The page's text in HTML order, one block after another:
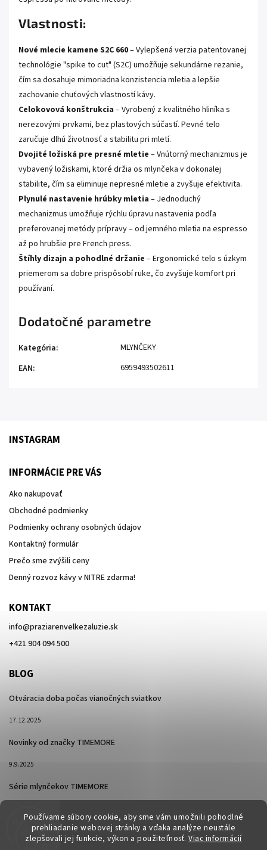
Používame súbory cookie, aby sme vám umožnili pohodlné
prehliadanie webovej stránky a vďaka analýze neustále
zlepšovali jej funkcie, výkon a použiteľnosť.Viac informácií
Vlastnosti:
Nové mlecie kamene S2C 660– Vylepšená verzia patentovanej
technológie "spike to cut" (S2C) umožňuje sekundárne rezanie,
čím sa dosahuje mimoriadna konzistencia mletia a lepšie
zachovanie chuťových vlastností kávy.
Celokovová konštrukcia – Vyrobený z kvalitného hliníka s
nerezovými prvkami, bez plastových súčastí. Pevné telo
zaručuje dlhú životnosť a stabilitu pri mletí.
Dvojité ložiská pre presné mletie – Vnútorný mechanizmus je
vybavený ložiskami, ktoré držia os mlynčeka v dokonalej
stabilite, čím sa eliminuje nepresné mletie a zvyšuje efektivita.
Plynulé nastavenie hrúbky mletia – Jednoduchý
mechanizmus umožňuje rýchlu úpravu nastavenia podľa
preferovanej metódy prípravy – od jemného mletia na espresso
až po hrubšie pre French press.
Štíhly dizajn a pohodlné držanie – Ergonomické telo s úzkym
priemerom sa dobre prispôsobí ruke, čo zvyšuje komfort pri
používaní.
Dodatočné parametre
Kategória:
MLYNČEKY
EAN: 6959493502611
INSTAGRAM
INFORMÁCIE PRE VÁS
Ako nakupovať
Obchodné podmienky
Podmienky ochrany osobných údajov
Kontaktný formulár
Prečo sme zvýšili ceny
Denný rozvoz kávy v NITRE zdarma!
KONTAKT
info@praziarenvelkezaluzie.sk
+421 904 094 500
BLOG
Otváracia doba počas vianočných sviatkov
17.12.2025
Novinky od značky TIMEMORE
9.9.2025
Série mlynčekov TIMEMORE